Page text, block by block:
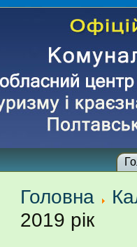
Головна
2019 рік